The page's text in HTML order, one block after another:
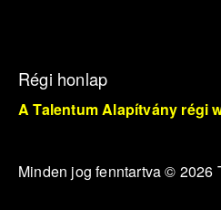
Régi honlap
A Talentum Alapítvány régi
Minden jog fenntartva © 2026